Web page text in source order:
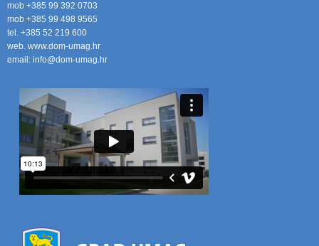
mob +385 99 392 0703
mob +385 99 498 9565
tel. +385 52 219 600
web. www.dom-umag.hr
email: info@dom-umag.hr